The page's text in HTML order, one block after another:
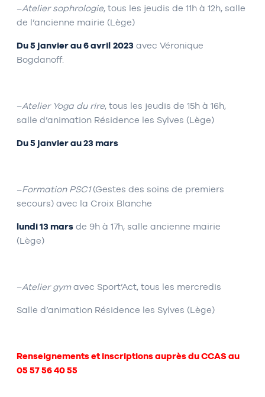
–Atelier sophrologie, tous les jeudis de 11h à 12h, salle
de l’ancienne mairie (Lège)
Du 5 janvier au 6 avril 2023 avec Véronique
Bogdanoff.
–Atelier Yoga du rire, tous les jeudis de 15h à 16h,
salle d’animation Résidence les Sylves (Lège)
Du 5 janvier au 23 mars
–Formation PSC1(Gestes des soins de premiers
secours) avec la Croix Blanche
lundi 13 mars de 9h à 17h, salle ancienne mairie
(Lège)
–Atelier gymavec Sport’Act, tous les mercredis
Salle d’animation Résidence les Sylves (Lège)
Renseignements et inscriptions auprès du CCAS au
05 57 56 40 55